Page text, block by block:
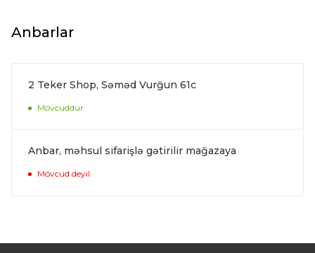
Anbarlar
2 Teker Shop, Səməd Vurğun 61c
Mövcuddur
Anbar, məhsul sifarişlə gətirilir mağazaya
Mövcud deyil